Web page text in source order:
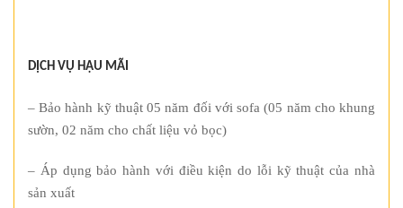
DỊCH VỤ HẬU MÃI
– Bảo hành kỹ thuật 05 năm đối với sofa (05 năm cho khung
sườn, 02 năm cho chất liệu vỏ bọc)
– Áp dụng bảo hành với điều kiện do lỗi kỹ thuật của nhà
sản xuất